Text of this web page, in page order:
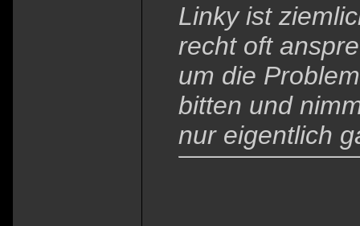
Linky ist
recht oft
um die
bitten und
nur eigentlich